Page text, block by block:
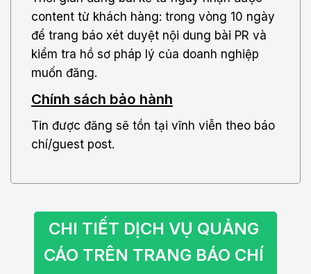
content từ khách hàng: trong vòng 10 ngày
để trang báo xét duyệt nội dung bài PR và
kiểm tra hồ sơ pháp lý của doanh nghiệp
muốn đăng.
Chính sách bảo hành
Tin được đăng sẽ tồn tại vĩnh viễn theo báo
chí/guest post.
CHI TIẾT DỊCH VỤ QUẢNG
CÁO TRÊN TRANG BÁO CHÍ